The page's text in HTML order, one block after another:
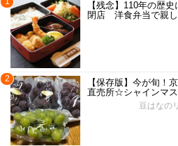
【残念】110年の歴
閉店 洋食弁当で親
2
【保存版】今が旬！
直売所☆シャインマス
豆はなの